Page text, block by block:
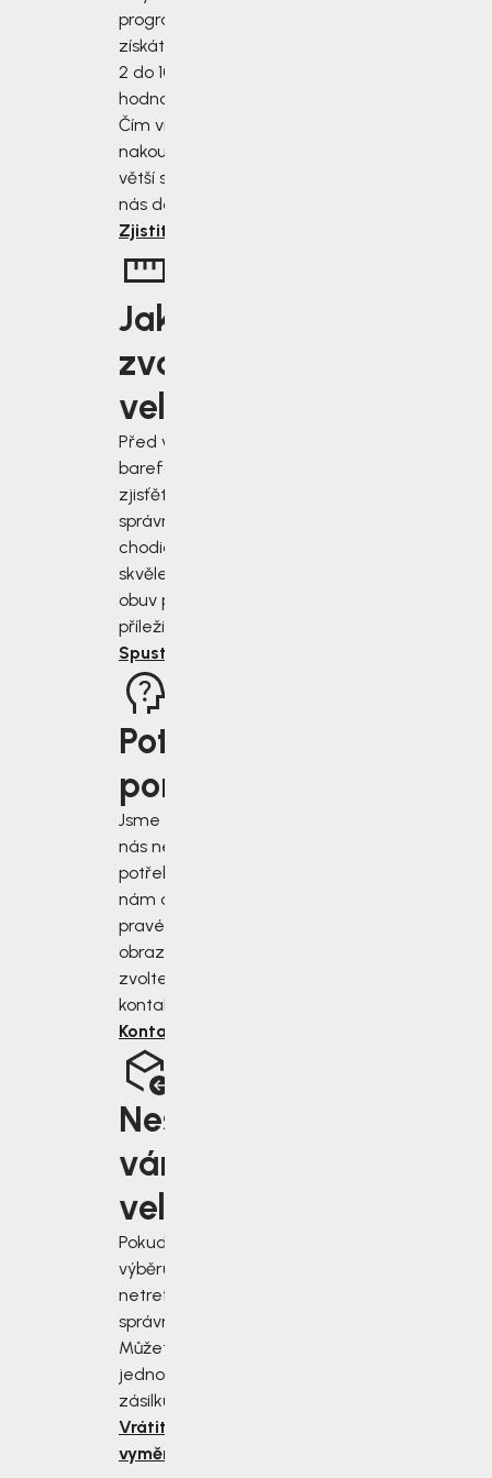
programu
získáte slevu od
2 do 10 % z
hodnoty nákupu.
Čím více
nakoupíte, tím
větší slevu od
nás dostanete.
Zjistit více
Jakou
zvolit
velikost?
Před výběrem
barefoot bot
zjisťěte jak
správně změřit
chodidla a vybrat
skvěle padnoucí
obuv pro každou
příležitost.
Spustit rádce
Potřebujete
poradit?
Jsme tu pro vás, když
nás nejvíce
potřebujete. Napište
nám do chatu v
pravém dolním rohu
obrazovky, nebo
zvolte jiný druh
kontaktu.
Kontaktujte nás
Nesedí
vám
velikost?
Pokud jste při
výběru velikosti
netrefili tu
správnou, nevadí!
Můžete nám
jednoduše vrátit
zásilku do 14 dnů.
Vrátit nebo
vyměnit zboží